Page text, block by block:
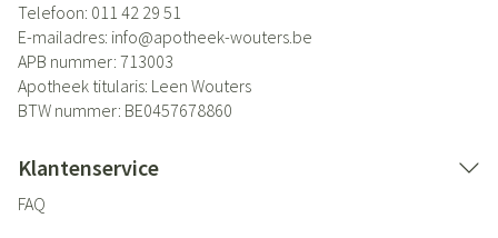
Telefoon: 011 42 29 51
E-mailadres: info@apotheek-wouters.be
APB nummer: 713003
Apotheek titularis: Leen Wouters
BTW nummer: BE0457678860
Klantenservice
FAQ